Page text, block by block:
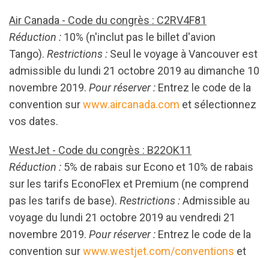
Air Canada - Code du congrès : C2RV4F81
Réduction : 10% (n'inclut pas le billet d'avion
Tango). Restrictions : Seul le voyage à Vancouver est
admissible du lundi 21 octobre 2019 au dimanche 10
novembre 2019. Pour réserver : Entrez le code de la
convention surwww.aircanada.com et sélectionnez
vos dates.
WestJet - Code du congrès : B22OK11
Réduction : 5% de rabais sur Econo et 10% de rabais
sur les tarifs EconoFlex et Premium (ne comprend
pas les tarifs de base). Restrictions :Admissible au
voyage du lundi 21 octobre 2019 au vendredi 21
novembre 2019. Pour réserver : Entrez le code de la
convention surwww.westjet.com/conventions et